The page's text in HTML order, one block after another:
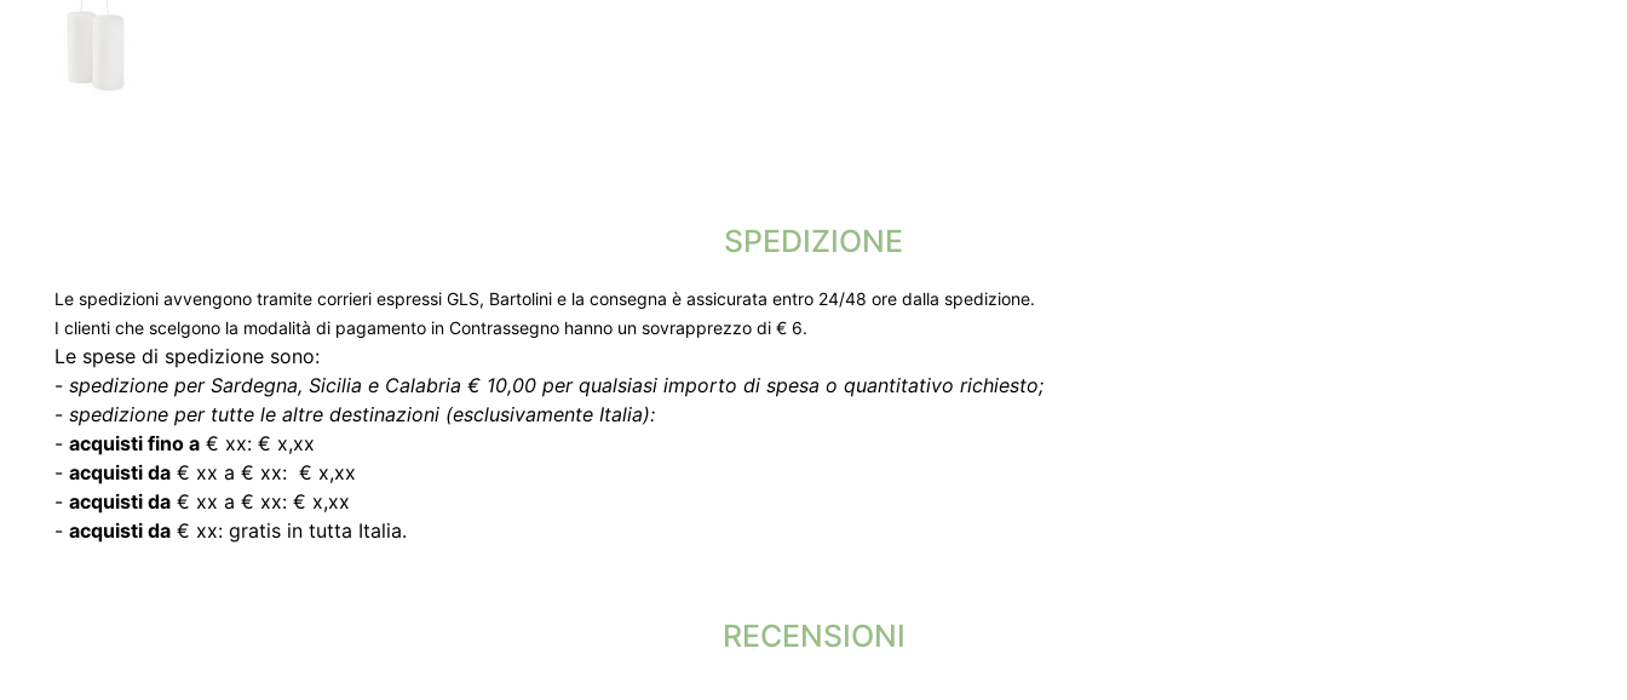
SPEDIZIONE
Le spedizioni avvengono tramite corrieri espressi GLS, Bartolini e la consegna è assicurata entro 24/48 ore dalla spedizione.
I clienti che scelgono la modalità di pagamento in Contrassegno hanno un sovrapprezzo di € 6.
Le spese di spedizione sono:
- spedizione per Sardegna, Sicilia e Calabria € 10,00 per qualsiasi importo di spesa o quantitativo richiesto;
- spedizione per tutte le altre destinazioni (esclusivamente Italia):
- acquisti fino a € xx: € x,xx
- acquisti da € xx a € xx: € x,xx
- acquisti da € xx a € xx: € x,xx
- acquisti da € xx: gratis in tutta Italia.
RECENSIONI